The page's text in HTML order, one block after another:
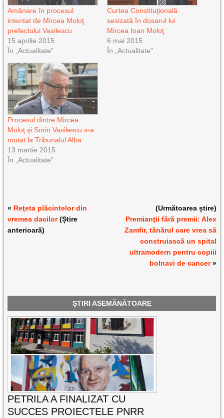
Amânare în procesul
intentat de Mircea Moloţ
prefectului Vasilescu
15 aprilie 2015
În „Actualitate”
Curtea Constituţională
sesizată în dosarul lui
Mircea Ioan Moloţ
6 mai 2015
În „Actualitate”
Procesul dintre Mircea
Moloţ şi Sorin Vasilescu s-a
mutat la Tribunalul Alba
13 martie 2015
În „Actualitate”
« Reţeta plăcintelor din
vremea dacilor(Știre
anterioară)
(Următoarea știre)
Premianţii fără premii: Alex
Zamfir, tânărul care vrea să
construiască un spital
ultramodern pentru copiii
bolnavi de cancer»
ȘTIRI ASEMĂNĂTOARE
PETRILA A FINALIZAT CU
SUCCES PROIECTELE PNRR